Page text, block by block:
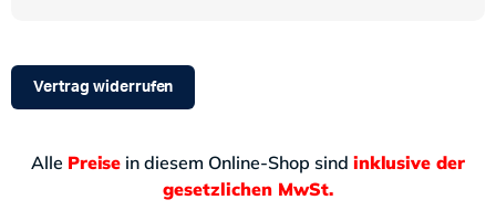
Vertrag widerrufen
Alle Preise in diesem Online-Shop sind inklusive der
gesetzlichen MwSt.